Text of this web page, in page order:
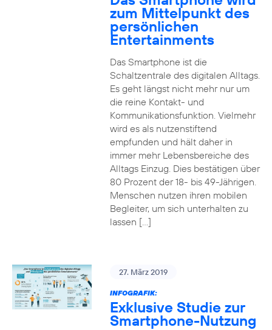
zum Mittelpunkt des
persönlichen
Entertainments
Das Smartphone ist die
Schaltzentrale des digitalen Alltags.
Es geht längst nicht mehr nur um
die reine Kontakt- und
Kommunikationsfunktion. Vielmehr
wird es als nutzenstiftend
empfunden und hält daher in
immer mehr Lebensbereiche des
Alltags Einzug. Dies bestätigen über
80 Prozent der 18- bis 49-Jährigen.
Menschen nutzen ihren mobilen
Begleiter, um sich unterhalten zu
lassen […]
27. März 2019
INFOGRAFIK:
Exklusive Studie zur
Smartphone-Nutzung